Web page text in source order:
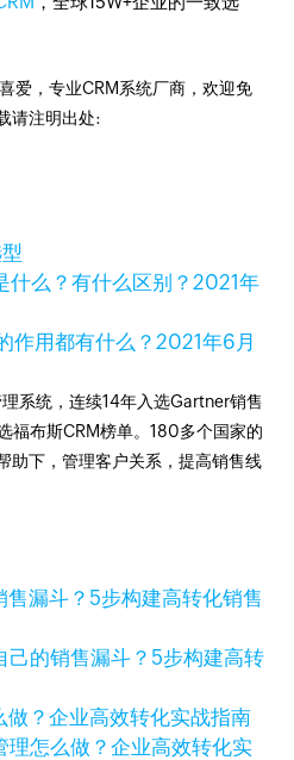
爱，专业CRM系统厂商，欢迎免
请注明出处:
什么？有什么区别？2021年
作用都有什么？2021年6月
系统，连续14年入选Gartner销售
福布斯CRM榜单。180多个国家的
助下，管理客户关系，提高销售线
己的销售漏斗？5步构建高转
理怎么做？企业高效转化实